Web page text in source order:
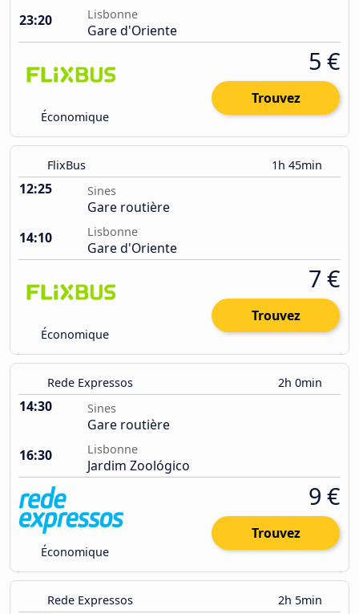
23:20
Lisbonne
Gare d'Oriente
Économique
5 €
Trouvez
FlixBus 1h 45min
12:25 Sines
Gare routière
14:10
Lisbonne
Gare d'Oriente
Économique
7 €
Trouvez
Rede Expressos 2h 0min
14:30 Sines
Gare routière
16:30
Lisbonne
Jardim Zoológico
Économique
9 €
Trouvez
Rede Expressos 2h 5min